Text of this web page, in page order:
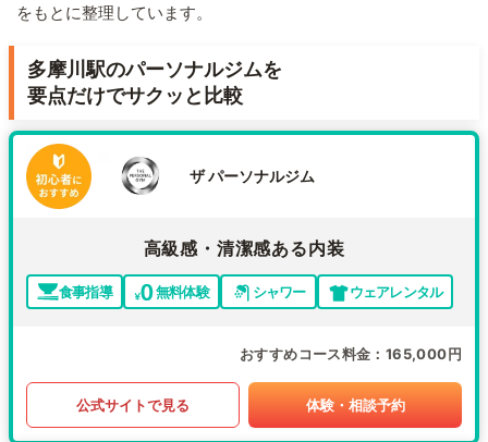
をもとに整理しています。
多摩川駅のパーソナルジムを
要点だけでサクッと比較
ザ パーソナルジム
高級感・清潔感ある内装
食事指導 無料体験 シャワー ウェアレンタル
おすすめコース料金 165,000円
公式サイトで見る 体験・相談予約